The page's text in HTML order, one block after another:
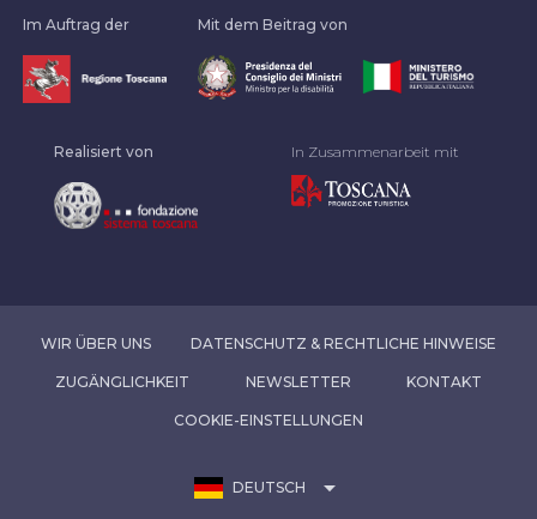
Im Auftrag der Mit dem Beitrag von
Realisiert von In Zusammenarbeit mit
WIR ÜBER UNS DATENSCHUTZ & RECHTLICHE HINWEISE
ZUGÄNGLICHKEIT NEWSLETTER KONTAKT
COOKIE-EINSTELLUNGEN
DEUTSCH arrow_drop_down